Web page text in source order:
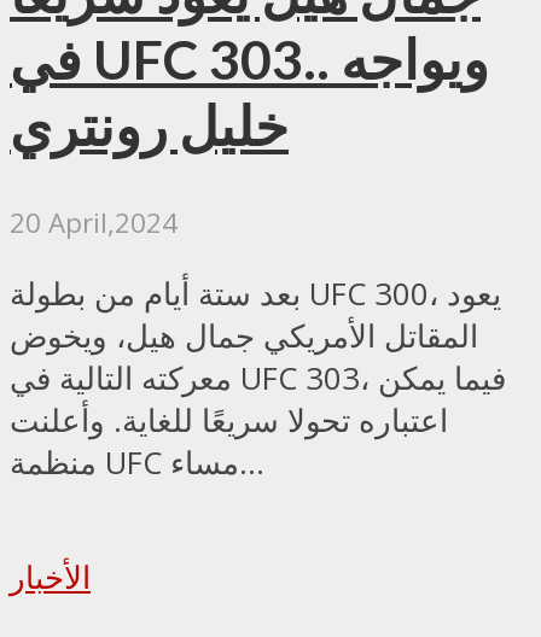
في UFC 303.. ويواجه
خليل رونتري
20 April,2024
بعد ستة أيام من بطولة UFC 300، يعود
المقاتل الأمريكي جمال هيل، ويخوض
معركته التالية في UFC 303، فيما يمكن
اعتباره تحولا سريعًا للغاية. وأعلنت
منظمة UFC مساء...
الأخبار